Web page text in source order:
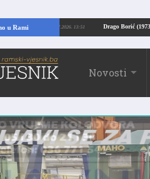
u Ramivrijedne arheološke ostatke 24.07.2026. 13:51
Novosti